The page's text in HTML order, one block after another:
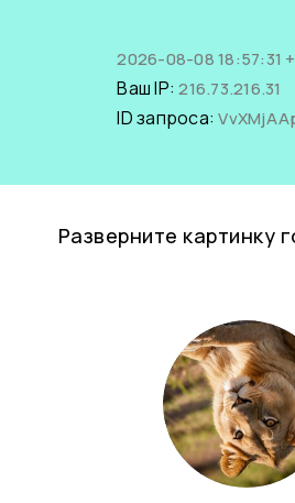
2026-08-08 18:57:31
Ваш IP:216.73.216.31
ID запроса:
Разверните картинку